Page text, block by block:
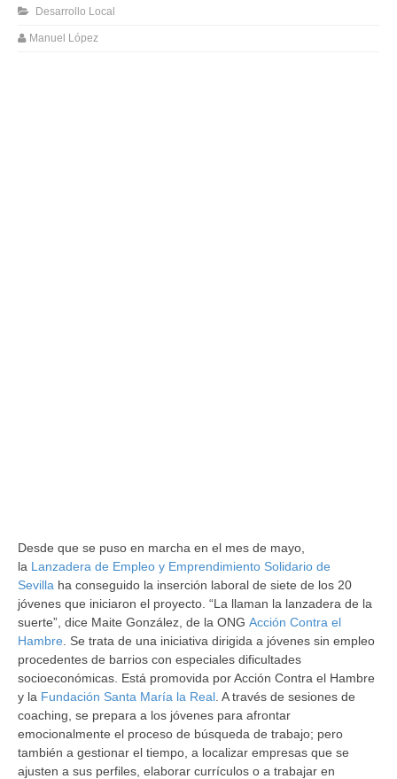
Desarrollo Local
Manuel López
Desde que se puso en marcha en el mes de mayo,
la Lanzadera de Empleo y Emprendimiento Solidario de
Sevilla ha conseguido la inserción laboral de siete de los 20
jóvenes que iniciaron el proyecto. “La llaman la lanzadera de la
suerte”, dice Maite González, de la ONG Acción Contra el
Hambre . Se trata de una iniciativa dirigida a jóvenes sin empleo
procedentes de barrios con especiales dificultades
socioeconómicas. Está promovida por Acción Contra el Hambre
y la Fundación Santa María la Real . A través de sesiones de
coaching, se prepara a los jóvenes para afrontar
emocionalmente el proceso de búsqueda de trabajo; pero
también a gestionar el tiempo, a localizar empresas que se
ajusten a sus perfiles, elaborar currículos o a trabajar en